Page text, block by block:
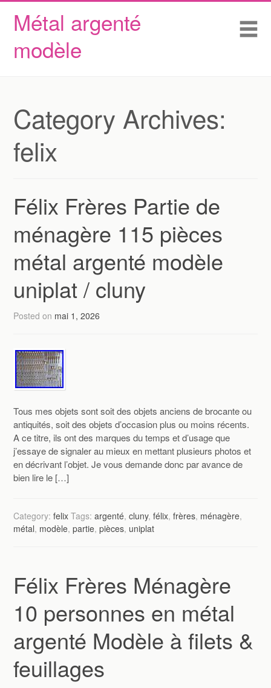
Métal argenté
modèle
Skip to content
Accueil
Conditions d’utilisation
Category Archives:
felix
Félix Frères Partie de
ménagère 115 pièces
métal argenté modèle
uniplat / cluny
Posted on mai 1, 2026
Tous mes objets sont soit des objets anciens de brocante ou
antiquités, soit des objets d’occasion plus ou moins récents.
A ce titre, ils ont des marques du temps et d’usage que
j’essaye de signaler au mieux en mettant plusieurs photos et
en décrivant l’objet. Je vous demande donc par avance de
bien lire le […]
Category:felix Tags:argenté,cluny,félix,frères, ménagère,
métal, modèle,partie,pièces, uniplat
Félix Frères Ménagère
10 personnes en métal
argenté Modèle à filets &
feuillages